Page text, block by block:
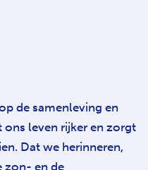
de samenleving en
ons leven rijker en zorgt
Dat we herinneren,
zon- en de